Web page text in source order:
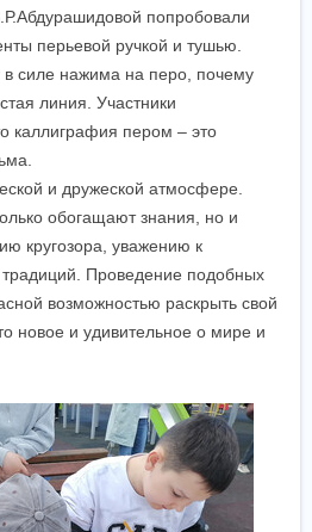
попробовали
перьевой ручкой и тушью.
в силе нажима на перо, почему
линия. Участники
каллиграфия пером – это
и дружеской атмосфере.
обогащают знания, но и
кругозора, уважению к
традиций. Проведение подобных
возможностью раскрыть свой
новое и удивительное о мире и